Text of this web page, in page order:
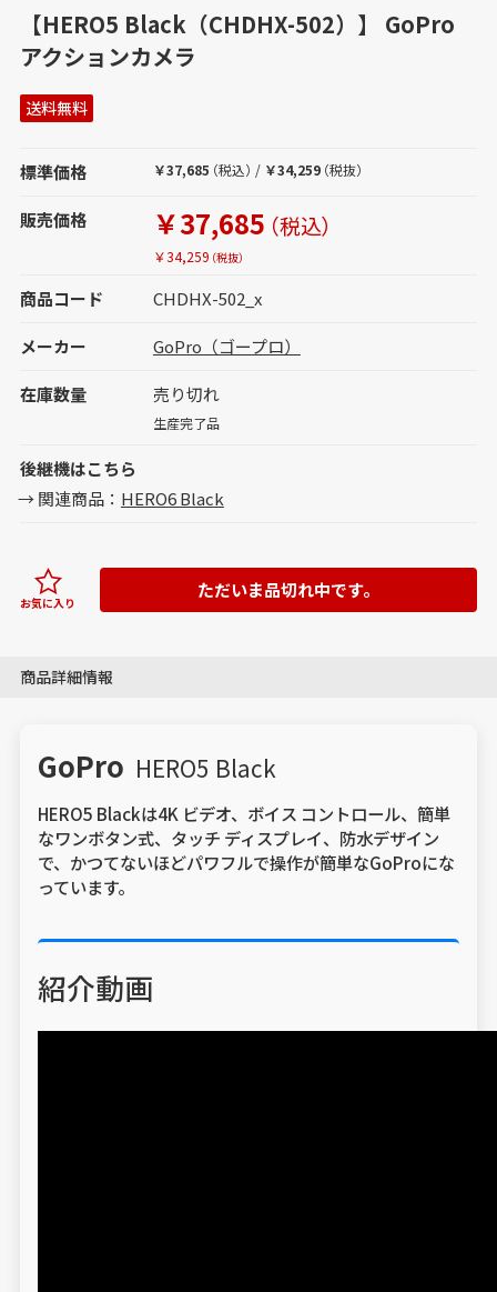
【HERO5 Black（CHDHX-502）】 GoPro
アクションカメラ
送料無料
標準価格 ￥37,685 （税込） / ￥34,259 （税抜）
販売価格 ￥37,685 （税込）
￥34,259 （税抜）
商品コード CHDHX-502_x
メーカー GoPro（ゴープロ）
在庫数量 売り切れ
生産完了品
後継機はこちら
関連商品： HERO6 Black
ただいま品切れ中です。
お気に入り
商品詳細情報
GoPro HERO5 Black
HERO5 Blackは4K ビデオ、ボイス コントロール、簡単
なワンボタン式、タッチ ディスプレイ、防水デザイン
で、かつてないほどパワフルで操作が簡単なGoProにな
っています。
紹介動画